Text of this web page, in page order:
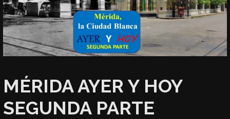
MÉRIDA AYER Y HOY
SEGUNDA PARTE